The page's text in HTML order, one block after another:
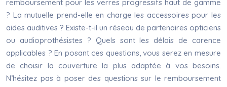
remboursement pour les verres progressifs haut de gamme
? La mutuelle prend-elle en charge les accessoires pour les
aides auditives ? Existe-t-il un réseau de partenaires opticiens
ou audioprothésistes ? Quels sont les délais de carence
applicables ? En posant ces questions, vous serez en mesure
de choisir la couverture la plus adaptée à vos besoins.
N’hésitez pas à poser des questions sur le remboursement